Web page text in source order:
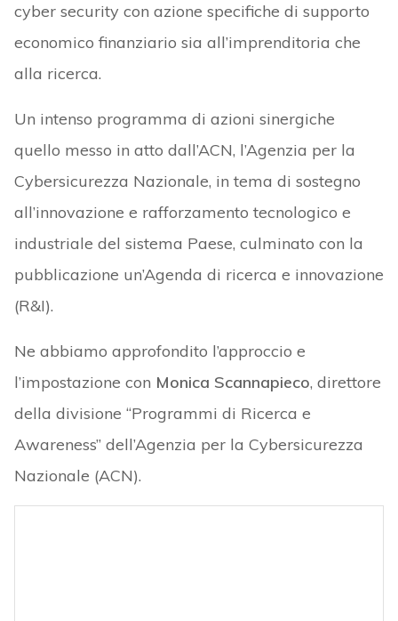
cyber security con azione specifiche di supporto
economico finanziario sia all’imprenditoria che
alla ricerca.
Un intenso programma di azioni sinergiche
quello messo in atto dall’ACN, l’Agenzia per la
Cybersicurezza Nazionale, in tema di sostegno
all’innovazione e rafforzamento tecnologico e
industriale del sistema Paese, culminato con la
pubblicazione un’Agenda di ricerca e innovazione
(R&I).
Ne abbiamo approfondito l’approccio e
l’impostazione con Monica Scannapieco, direttore
della divisione “Programmi di Ricerca e
Awareness” dell’Agenzia per la Cybersicurezza
Nazionale (ACN).